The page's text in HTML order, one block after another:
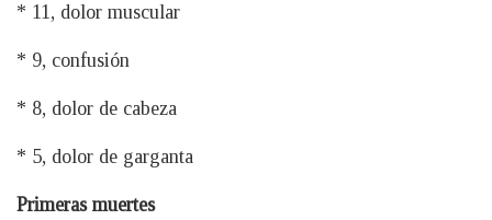
* 11, dolor muscular
* 9, confusión
* 8, dolor de cabeza
* 5, dolor de garganta
Primeras muertes